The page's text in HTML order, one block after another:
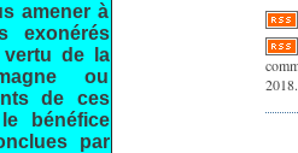
amener à
exonérés
vertu de la
ou
de ces
bénéfice
par